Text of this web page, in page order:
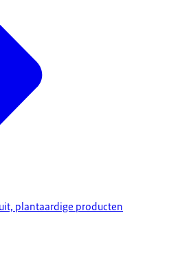
plantaardige producten